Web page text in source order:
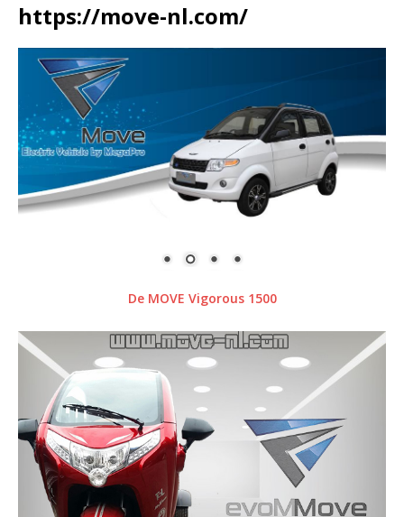
https://move-nl.com/
De MOVE Vigorous 1500